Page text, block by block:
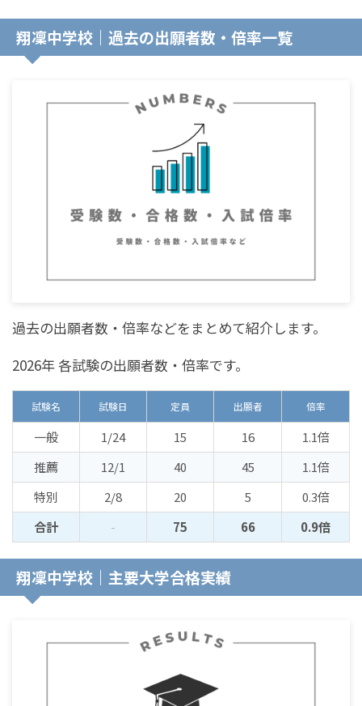
翔凜中学校｜過去の出願者数・倍率一覧
過去の出願者数・倍率などをまとめて紹介します。
2026年 各試験の出願者数・倍率です。
試験名 試験日 定員 出願者 倍率
一般 1/24 15 16
1.1倍
推薦
12/1 40 45
1.1倍
特別
2/8 20 5
0.3倍
合計
- 75 66 0.9倍
翔凜中学校｜主要大学合格実績